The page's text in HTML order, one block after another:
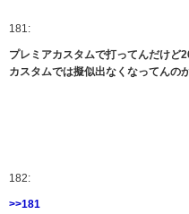
181:
プレミアカスタムで打ってんだけど
カスタムでは擬似出なくなってんの
182:
>>181